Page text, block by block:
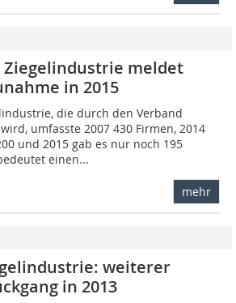
Ziegelindustrie meldet
in 2015
die durch den Verband
umfasste 2007 430 Firmen, 2014
und 2015 gab es nur noch 195
einen...
mehr
weiterer
in 2013